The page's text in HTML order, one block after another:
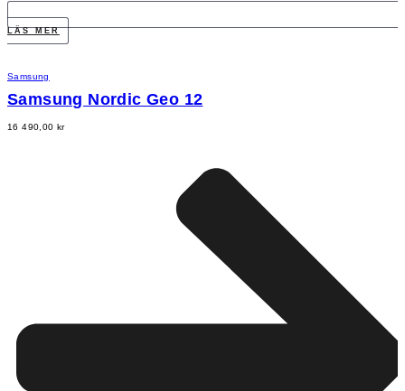
LÄS MER
Samsung
Samsung Nordic Geo 12
16 490,00kr